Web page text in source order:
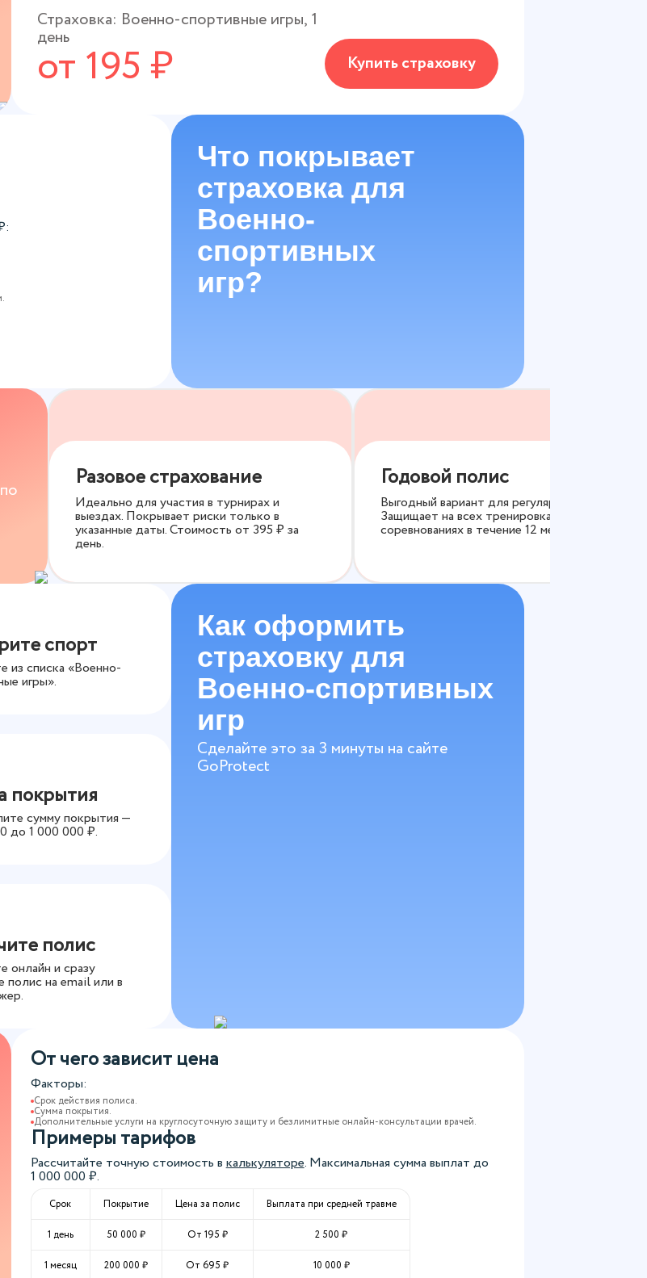
Страховка: Военно-спортивные игры, 1
день
от195 ₽ Купить страховку
Что покрывает
страховка для
Военно-
спортивных
игр?
Разовое страхование
Идеально для участия в турнирах и
выездах. Покрывает риски только в
указанные даты. Стоимость от 395 ₽ за
день.
Годовой полис
Выгодный вариант для регулярных занятий.
Защищает на всех тренировках и
соревнованиях в течение 12 месяцев.
спорт
из списка «Военно-
игры».
покрытия
сумму покрытия —
до 1 000 000 ₽.
полис
онлайн и сразу
полис на email или в
Как оформить
страховку для
Военно-спортивных
игр
Сделайте это за 3 минуты на сайте
GoProtect
От чего зависит цена
Факторы:
Срок действия полиса.
Сумма покрытия.
Дополнительные услуги на круглосуточную защиту и безлимитные онлайн-консультации врачей.
Примеры тарифов
Рассчитайте точную стоимость вкалькуляторе. Максимальная сумма выплат до
1 000 000 ₽.
Срок Покрытие Цена за полис Выплата при средней травме
1 день 50 000 ₽ От 195 ₽ 2 500 ₽
1 месяц 200 000 ₽ От 695 ₽ 10 000 ₽